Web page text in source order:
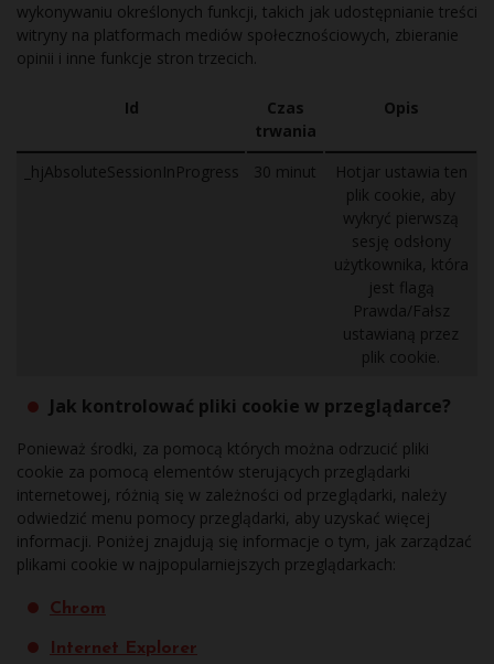
wykonywaniu określonych funkcji, takich jak udostępnianie treści
witryny na platformach mediów społecznościowych, zbieranie
opinii i inne funkcje stron trzecich.
Id
Czas
trwania
Opis
_hjAbsoluteSessionInProgress 30 minut
Hotjar ustawia ten
plik cookie, aby
wykryć pierwszą
sesję odsłony
użytkownika, która
jest flagą
Prawda/Fałsz
ustawianą przez
plik cookie.
Jak kontrolować pliki cookie w przeglądarce?
Ponieważ środki, za pomocą których można odrzucić pliki
cookie za pomocą elementów sterujących przeglądarki
internetowej, różnią się w zależności od przeglądarki, należy
odwiedzić menu pomocy przeglądarki, aby uzyskać więcej
informacji. Poniżej znajdują się informacje o tym, jak zarządzać
plikami cookie w najpopularniejszych przeglądarkach:
Chrom
Internet Explorer